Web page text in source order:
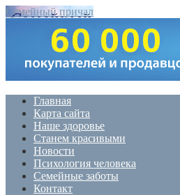
Семейный причал
Главная
Карта сайта
Наше здоровье
Станем красивыми
Новости
Психология человека
Семейные заботы
Контакт